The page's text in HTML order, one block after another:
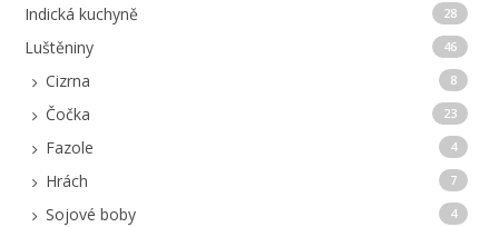
Indická kuchyně 28
Luštěniny 46
Cizrna 8
Čočka 23
Fazole 4
Hrách 7
Sojové boby 4